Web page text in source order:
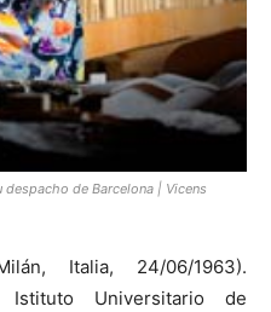
de Barcelona | Vicens
Italia, 24/06/1963).
Istituto Universitario de